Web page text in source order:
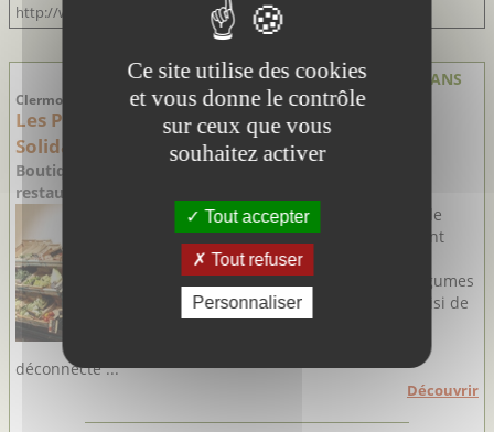
http://www.laudunlardoise.fr
PRODUCTEURS & ARTISANS
Clermont l'Hérault - Hérault
Les Producteurs d'un Monde Nouveau et
Solidaire
Boutique paysanne locale, bio et éthique et petite
restauration
Les Producteurs d'un Monde
Nouveau et Solidaire, ce sont
Matthias et Patricia, deux
producteurs de fruits et légumes
bio passionnés qui ont choisi de
prendre la route d'un
déconnecté ...
Découvrir
Ce site utilise des cookies
et vous donne le contrôle
sur ceux que vous
souhaitez activer
Tout accepter
Tout refuser
Personnaliser